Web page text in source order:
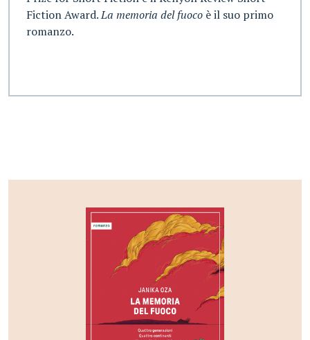
Fiction Award.La memoria del fuoco è il suo primo
romanzo.